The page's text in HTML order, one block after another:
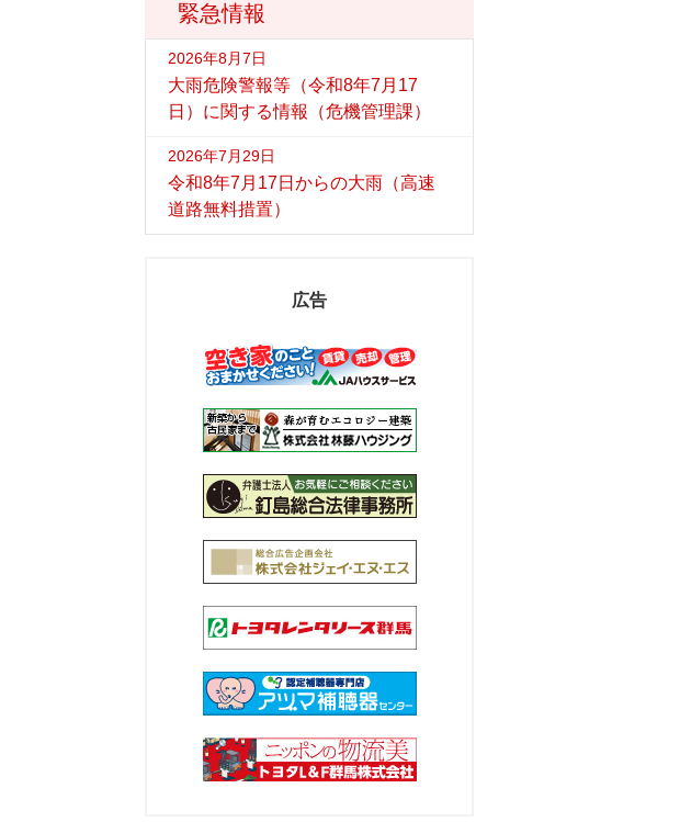
緊急情報
2026年8月7日
大雨危険警報等（令和8年7月17
日）に関する情報（危機管理課）
2026年7月29日
令和8年7月17日からの大雨（高速
道路無料措置）
広告